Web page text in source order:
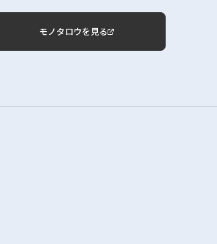
モノタロウを見る